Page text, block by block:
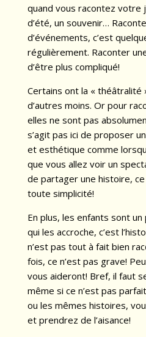
quand vous racontez votre
d’été, un souvenir…
d’événements, c’est
régulièrement. Raconter
d’être plus compliqué!
Certains ont la « théâtralité
d’autres moins. Or pour
elles ne sont pas
s’agit pas ici de proposer
et esthétique comme
que vous allez voir un
de partager une histoire,
toute simplicité!
En plus, les enfants sont
qui les accroche, c’est
n’est pas tout à fait bien
fois, ce n’est pas grave!
vous aideront! Bref, il faut
même si ce n’est pas
ou les mêmes histoires,
et prendrez de l’aisance!